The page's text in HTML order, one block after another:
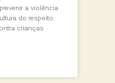
a violência
do respeito
crianças